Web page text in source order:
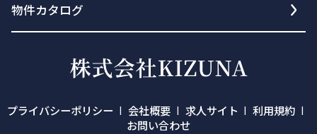
物件カタログ
プライバシーポリシー 会社概要 求人サイト
利用規約
お問い合わせ